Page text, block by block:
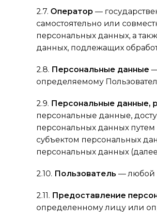
2.7. Оператор —
самостоятельно или
персональных данных, а
данных, подлежащих
2.8. Персональные данные
определяемому
2.9. Персональные данные,
персональные данные,
персональных данных
субъектом персональных
персональных данных
2.10. Пользователь — любой
2.11. Предоставление
определенному лицу или